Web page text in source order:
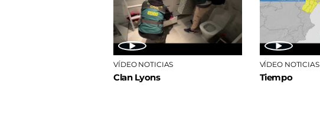
VÍDEO NOTICIAS
Clan Lyons
VÍDEO NOTICIAS
Tiempo